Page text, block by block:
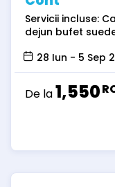
Servicii incluse:
dejun bufet
28 Iun - 5 Sep
De la1,550